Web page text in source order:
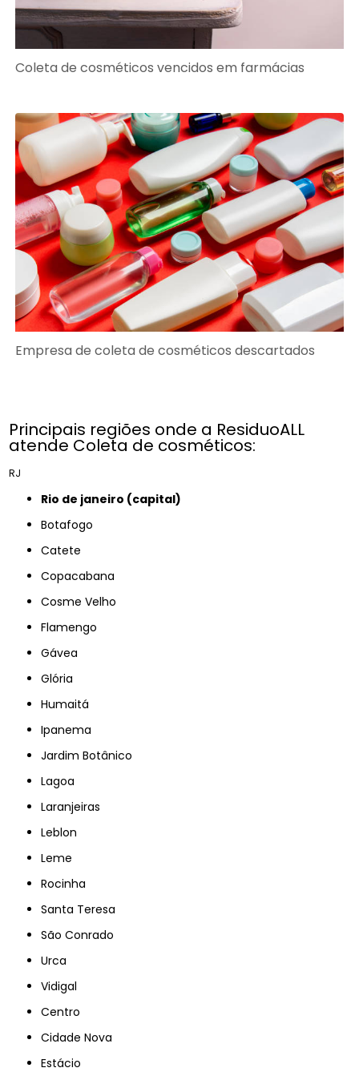
Coleta de cosméticos vencidos em farmácias
Empresa de coleta de cosméticos descartados
Principais regiões onde a ResiduoALL
atende Coleta de cosméticos:
RJ
rio de janeiro (capital)
Botafogo
Catete
Copacabana
Cosme Velho
Flamengo
Gávea
Glória
Humaitá
Ipanema
Jardim Botânico
Lagoa
Laranjeiras
Leblon
Leme
Rocinha
Santa Teresa
São Conrado
Urca
Vidigal
Centro
Cidade Nova
Estácio